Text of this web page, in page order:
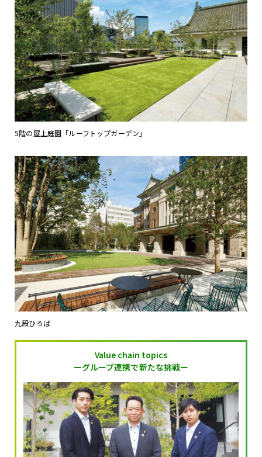
5階の屋上庭園「ルーフトップガーデン」
九段ひろば
Value chain topics
ーグループ連携で新たな挑戦ー